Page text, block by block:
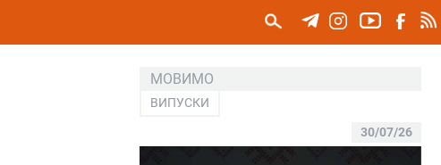
МОВИМО
ВИПУСКИ
30/07/26